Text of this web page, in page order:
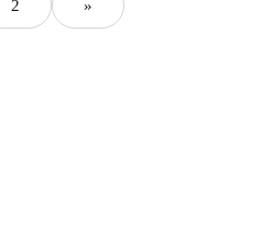
2 »